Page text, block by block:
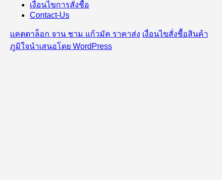
เงื่อนไขการสั่งชื้อ
Contact-Us
แคตตาล็อก จาน ชาม แก้วมัค ราคาส่ง เงื่อนไขสั่งชื้อสินค้า
ภูมิใจนำเสนอโดย WordPress